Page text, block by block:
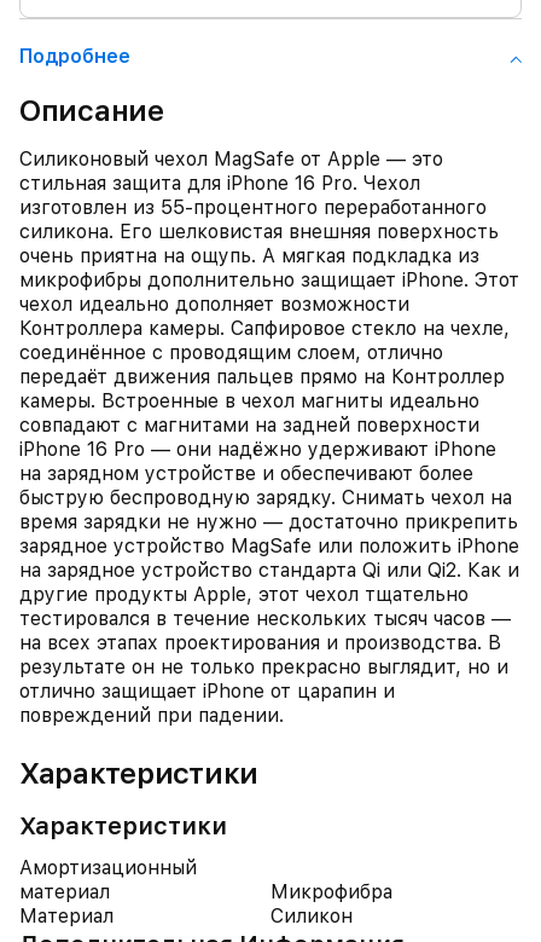
Подробнее
Описание
Силиконовый чехол MagSafe от Apple — это
стильная защита для iPhone 16 Pro. Чехол
изготовлен из 55‑процентного переработанного
силикона. Его шелковистая внешняя поверхность
очень приятна на ощупь. А мягкая подкладка из
микрофибры дополнительно защищает iPhone. Этот
чехол идеально дополняет возможности
Контроллера камеры. Сапфировое стекло на чехле,
соединённое с проводящим слоем, отлично
передаёт движения пальцев прямо на Контроллер
камеры. Встроенные в чехол магниты идеально
совпадают с магнитами на задней поверхности
iPhone 16 Pro — они надёжно удерживают iPhone
на зарядном устройстве и обеспечивают более
быструю беспроводную зарядку. Снимать чехол на
время зарядки не нужно — достаточно прикрепить
зарядное устройство MagSafe или положить iPhone
на зарядное устройство стандарта Qi или Qi2. Как и
другие продукты Apple, этот чехол тщательно
тестировался в течение нескольких тысяч часов —
на всех этапах проектирования и производства. В
результате он не только прекрасно выглядит, но и
отлично защищает iPhone от царапин и
повреждений при падении.
Характеристики
Характеристики
Амортизационный
материал
Микрофибра
Материал
Силикон